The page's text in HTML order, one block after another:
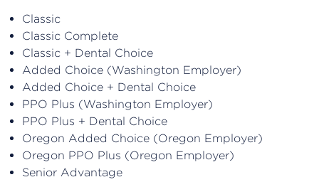
Classic
Classic Complete
Classic + Dental Choice
Added Choice (Washington Employer)
Added Choice + Dental Choice
PPO Plus (Washington Employer)
PPO Plus + Dental Choice
Oregon Added Choice (Oregon Employer)
Oregon PPO Plus (Oregon Employer)
Senior Advantage